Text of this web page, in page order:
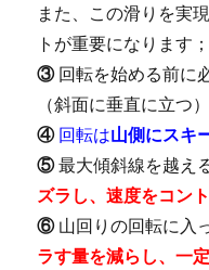
また、この滑りを実
トが重要になります；
③回転を始める前に
（斜面に垂直に立つ
④回転は山側にスキ
⑤最大傾斜線を越え
ズラし、速度をコン
⑥山回りの回転に入
ラす量を減らし、一